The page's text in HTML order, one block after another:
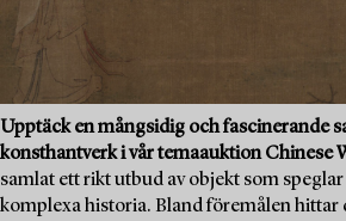
Upptäck en mångsidig och fascinerande
konsthantverk i vår temaauktion Chinese
samlat ett rikt utbud av objekt som
komplexa historia. Bland föremålen hittar